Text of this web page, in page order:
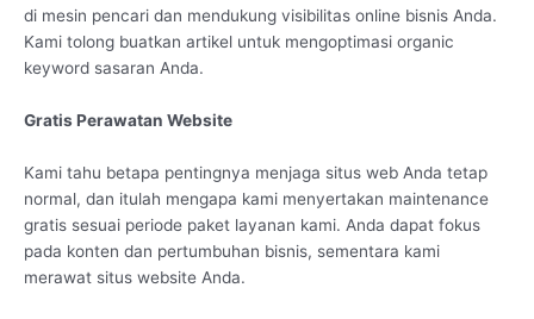
di mesin pencari dan mendukung visibilitas online bisnis Anda.
Kami tolong buatkan artikel untuk mengoptimasi organic
keyword sasaran Anda.
Gratis Perawatan Website
Kami tahu betapa pentingnya menjaga situs web Anda tetap
normal, dan itulah mengapa kami menyertakan maintenance
gratis sesuai periode paket layanan kami. Anda dapat fokus
pada konten dan pertumbuhan bisnis, sementara kami
merawat situs website Anda.